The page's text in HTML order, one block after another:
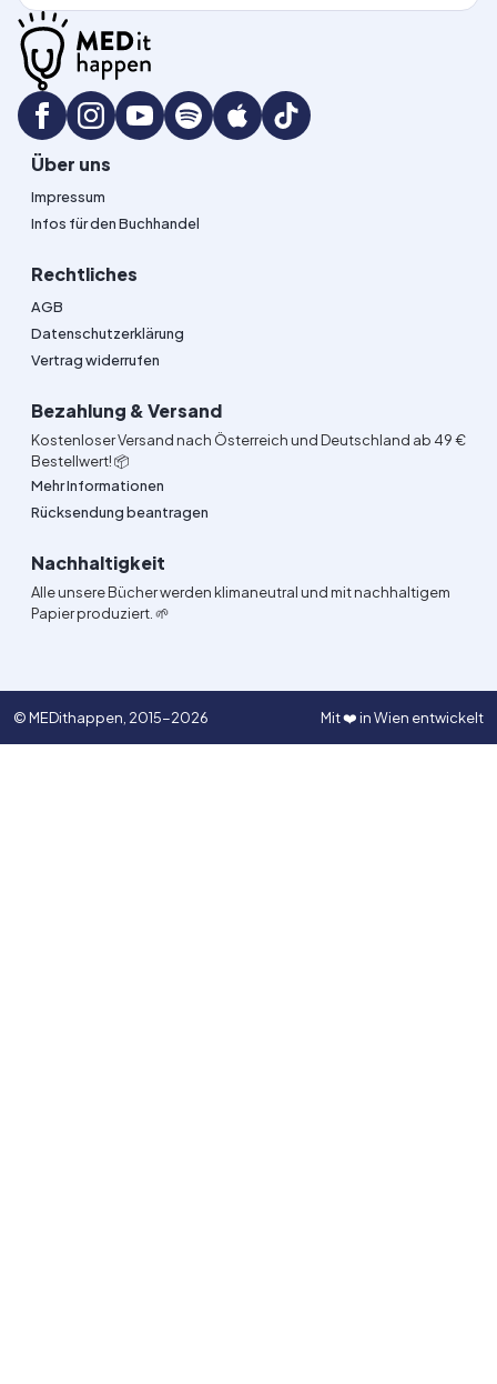
Über uns
Impressum
Infos für den Buchhandel
Rechtliches
AGB
Datenschutzerklärung
Vertrag widerrufen
Bezahlung & Versand
Kostenloser Versand nach Österreich und Deutschland ab 49 €
Bestellwert! 📦
Mehr Informationen
Rücksendung beantragen
Nachhaltigkeit
Alle unsere Bücher werden klimaneutral und mit nachhaltigem
Papier produziert. 🌱
© MEDithappen, 2015-2026 Mit ❤️ in Wien entwickelt